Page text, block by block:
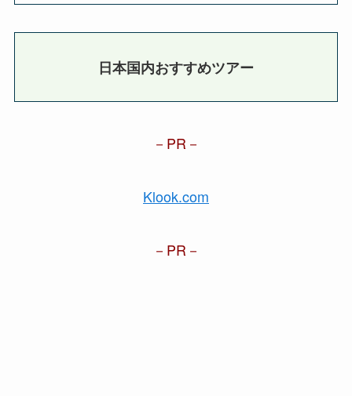
日本国内おすすめツアー
PR
Klook.com
PR